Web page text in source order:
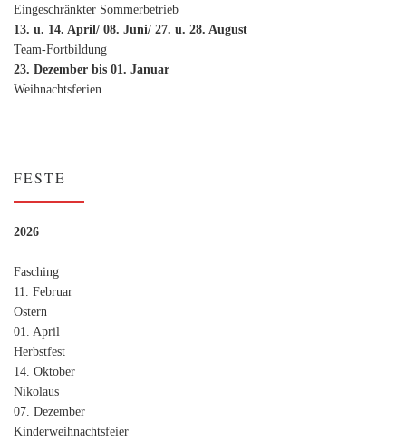
Eingeschränkter Sommerbetrieb
13. u. 14. April/ 08. Juni/ 27. u. 28. August
Team-Fortbildung
23. Dezember bis 01. Januar
Weihnachtsferien
FESTE
2026
Fasching
11. Februar
Ostern
01. April
Herbstfest
14. Oktober
Nikolaus
07. Dezember
Kinderweihnachtsfeier